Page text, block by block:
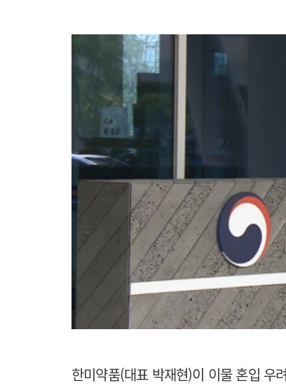
한미약품(대표 박재현)이 이물 혼입 우